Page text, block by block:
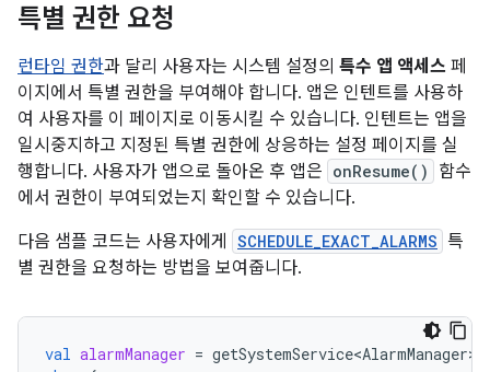
특별 권한 요청
런타임 권한과 달리 사용자는 시스템 설정의 특수 앱 액세스 페
이지에서 특별 권한을 부여해야 합니다. 앱은 인텐트를 사용하
여 사용자를 이 페이지로 이동시킬 수 있습니다. 인텐트는 앱을
일시중지하고 지정된 특별 권한에 상응하는 설정 페이지를 실
행합니다. 사용자가 앱으로 돌아온 후 앱은 onResume()
함수
에서 권한이 부여되었는지 확인할 수 있습니다.
다음 샘플 코드는 사용자에게
SCHEDULE_EXACT_ALARMS 특
별 권한을 요청하는 방법을 보여줍니다.
val alarmManager = getSystemService<AlarmManager>